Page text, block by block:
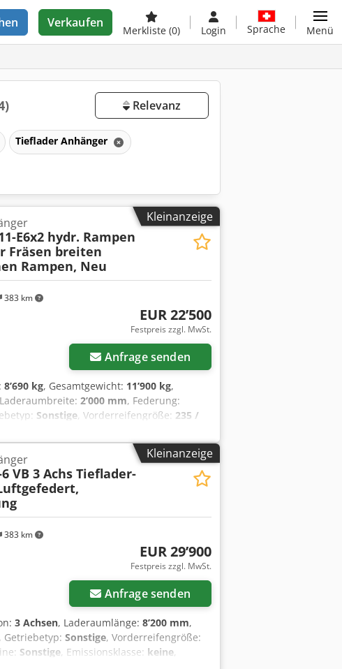
Verkaufen
Merkliste (0) Login Sprache Menü
Relevanz
Tieflader Anhänger
Kleinanzeige
383 km
E6x2 hydr. Rampen
Fräsen breiten
Rampen, Neu
EUR 22’500
Festpreis zzgl. MwSt.
Anfrage senden
8’690 kg, Gesamtgewicht: 11’900 kg,
2’000 mm, Federung:
Sonstige, Vorderreifengröße: 235 /
590 mm, Spurverstärkter Stahl- Riffelblech
( 2 t ) am Aussenrahmen, 8 Zurrkästen (
vorn, 2 mal Klappstützen, hinten, ,
für Fräsenband 600 ¤, Auch mit
Änderungen vorbehalten, Muster-
Ref
Kleinanzeige
383 km
6 VB 3 Achs Tieflader-
EUR 29’900
Festpreis zzgl. MwSt.
Anfrage senden
3 Achsen, Laderaumlänge: 8’200 mm,
, Getriebetyp: Sonstige, Vorderreifengröße:
Sonstige, Emissionsklasse: keine,